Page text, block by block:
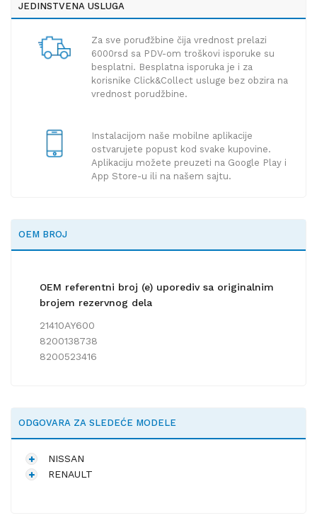
JEDINSTVENA USLUGA
Za sve poruđžbine čija vrednost prelazi
6000rsd sa PDV-om troškovi isporuke su
besplatni. Besplatna isporuka je i za
korisnike Click&Collect usluge bez obzira na
vrednost porudžbine.
Instalacijom naše mobilne aplikacije
ostvarujete popust kod svake kupovine.
Aplikaciju možete preuzeti na Google Play i
App Store-u ili na našem sajtu.
OEM BROJ
OEM referentni broj (e) uporediv sa originalnim
brojem rezervnog dela
21410AY600
8200138738
8200523416
ODGOVARA ZA SLEDEĆE MODELE
NISSAN
RENAULT